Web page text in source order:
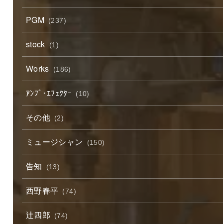
PGM (237)
stock (1)
Works (186)
ｱﾝﾌﾟ･ｴﾌｪｸﾀｰ (10)
その他 (2)
ミュージシャン (150)
告知 (13)
西野春平 (74)
辻四郎 (74)